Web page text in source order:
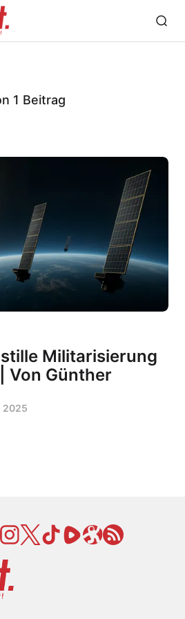
1 Beitrag
Militarisierung
Von Günther
2025